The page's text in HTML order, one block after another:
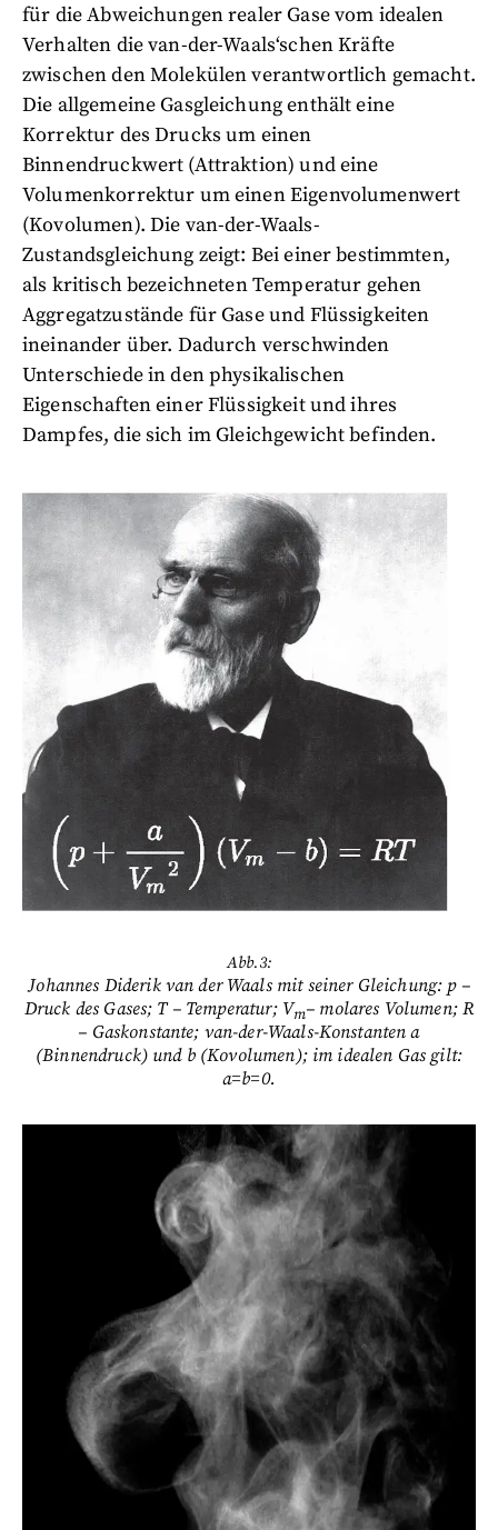
für die Abweichungen realer Gase vom idealen
Verhalten die van-der-Waals‘schen Kräfte
zwischen den Molekülen verantwortlich gemacht.
Die allgemeine Gasgleichung enthält eine
Korrektur des Drucks um einen
Binnendruckwert (Attraktion) und eine
Volumenkorrektur um einen Eigenvolumenwert
(Kovolumen). Die van-der-Waals-
Zustandsgleichung zeigt: Bei einer bestimmten,
als kritisch bezeichneten Temperatur gehen
Aggregatzustände für Gase und Flüssigkeiten
ineinander über. Dadurch verschwinden
Unterschiede in den physikalischen
Eigenschaften einer Flüssigkeit und ihres
Dampfes, die sich im Gleichgewicht befinden.
Abb.3:
Johannes Diderik van der Waals mit seiner Gleichung: p –
Druck des Gases; T – Temperatur; Vm– molares Volumen; R
– Gaskonstante; van-der-Waals-Konstanten a
(Binnendruck) und b (Kovolumen); im idealen Gas gilt:
a=b=0.